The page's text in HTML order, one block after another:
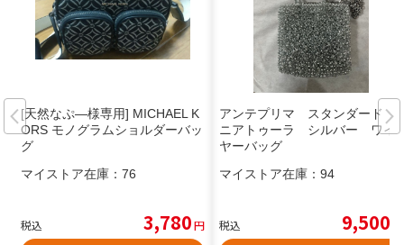
[天然なぷ―様専用] MICHAEL K
ORS モノグラムショルダーバッ
グ
マイストア在庫： 76
税込 3,780円
アンテプリマ スタンダード ミ
ニアトゥーラ シルバー ワイ
ヤーバッグ
マイストア在庫： 94
税込 9,500